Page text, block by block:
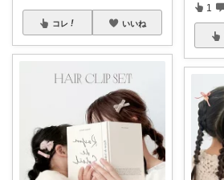
コレ いいね
1